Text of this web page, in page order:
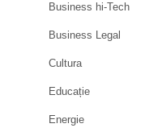
Business hi-Tech
Business Legal
Cultura
Educație
Energie